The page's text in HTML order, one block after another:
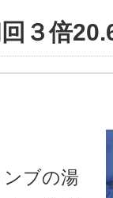
３倍
ブの湯